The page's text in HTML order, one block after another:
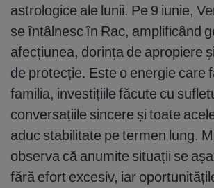
astrologice ale lunii. Pe 9 iunie,
se întâlnesc în Rac, amplificând
afecțiunea, dorința de apropiere
de protecție. Este o energie care
familia, investițiile făcute cu
conversațiile sincere și toate
aduc stabilitate pe termen lung.
observa că anumite situații se
fără efort excesiv, iar